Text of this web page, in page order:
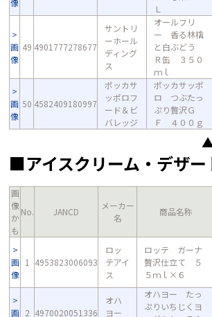
像
Ｌ
画
像
49 4901777278677
サントリ
ーホール
ディング
ス
オールフリ
ー 香る林檎
と白ぶどう
Ｒ缶 ３５０
ｍｌ
画
像
50 4582409180997
ポッカサ
ッポロフ
ード＆ビ
バレッジ
ポッカサッポ
ロ つぶたっ
ぷり贅沢Ｇ
Ｆ ４００ｇ
■アイスクリーム・デザー
画
像
か
も
No. JANCD
メーカー
名
商品名称
画
像
1 4953823006093
ロッ
テアイ
ス
ロッテ ガーナ
贅沢仕立て ５
５ｍｌ×６
画 2 4970020051336
オハ
ヨー
オハヨー たっ
ぷりいちじくヨ